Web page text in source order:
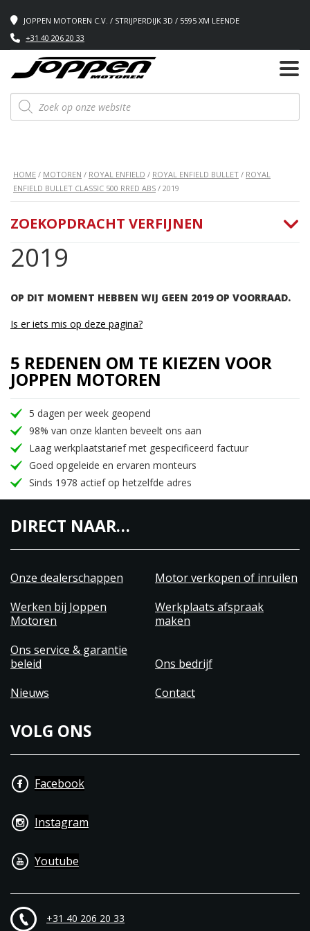
JOPPEN MOTOREN C.V. / STRIJPERDIJK 3D / 5595 XM LEENDE
+31 40 206 20 33
Producten
zoeken
HOME / MOTOREN / ROYAL ENFIELD / ROYAL ENFIELD BULLET / ROYAL
ENFIELD BULLET CLASSIC 500 RRED ABS / 2019
2019
OP DIT MOMENT HEBBEN WIJ GEEN 2019 OP VOORRAAD.
ZOEKOPDRACHT VERFIJNEN
Is er iets mis op deze pagina?
5 REDENEN OM TE KIEZEN VOOR
JOPPEN MOTOREN
5 dagen per week geopend
98% van onze klanten beveelt ons aan
Laag werkplaatstarief met gespecificeerd factuur
Goed opgeleide en ervaren monteurs
Sinds 1978 actief op hetzelfde adres
DIRECT NAAR…
Onze dealerschappen
Motor verkopen of inruilen
Werken bij Joppen
Motoren
Werkplaats afspraak
maken
Ons service & garantie
beleid
Ons bedrijf
Nieuws
Contact
VOLG ONS
Facebook
Instagram
Youtube
+31 40 206 20 33